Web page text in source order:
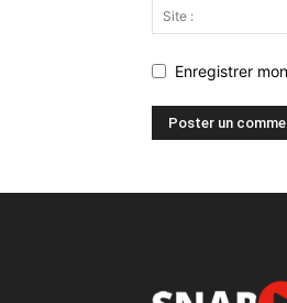
Enregistrer